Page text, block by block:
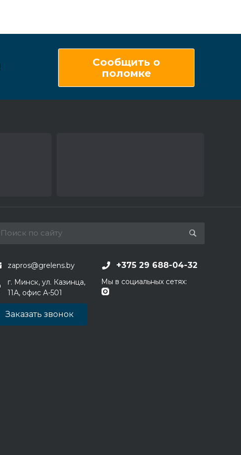
Сообщить о
поломке
zapros@grelens.by +375 29 688-04-32
г. Минск, ул. Казинца,
11А, офис А-501
Мы в социальных сетях:
Заказать звонок